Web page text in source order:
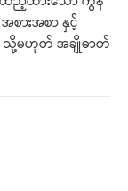
ားအစာ နှင့်
သို့မဟုတ် အချိုဓာတ်